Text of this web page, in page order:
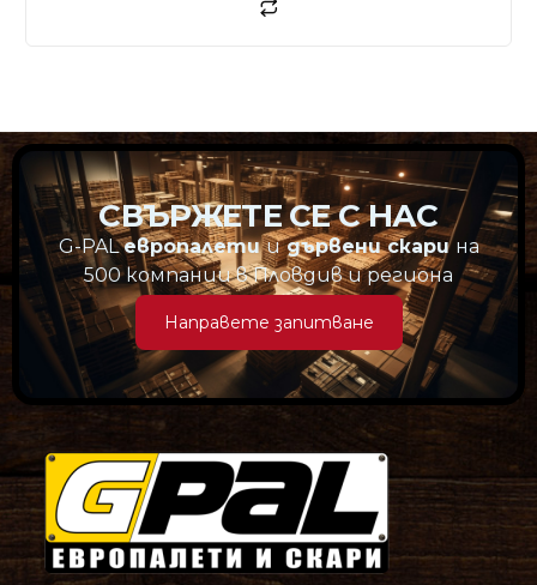
СВЪРЖЕТЕ СЕ С НАС
G-PALевропалетиидървени скарина
500 компании в Пловдив и региона
Направете запитване